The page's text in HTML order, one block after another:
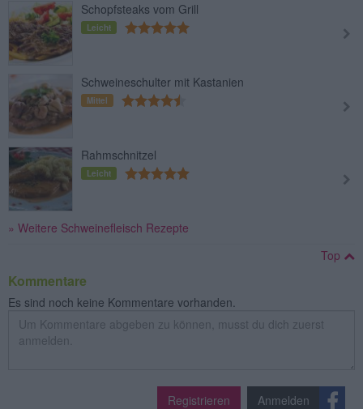
Schopfsteaks vom Grill
Leicht
Schweineschulter mit Kastanien
Mittel
Rahmschnitzel
Leicht
» Weitere Schweinefleisch Rezepte
Top
Kommentare
Es sind noch keine Kommentare vorhanden.
Registrieren Anmelden